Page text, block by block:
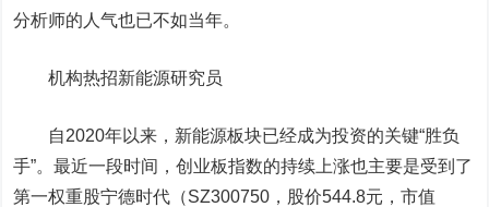
分析师的人气也已不如当年。
机构热招新能源研究员
自2020年以来，新能源板块已经成为投资的关键“胜负
手”。最近一段时间，创业板指数的持续上涨也主要是受到了
第一权重股宁德时代 （SZ300750，股价544.8元，市值